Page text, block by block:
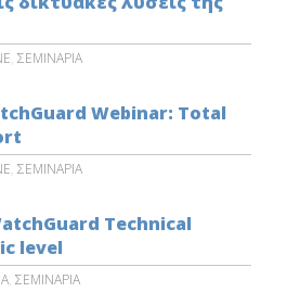
, ΣΕΜΙΝΑΡΙΑ
Webinar: Total
, ΣΕΜΙΝΑΡΙΑ
Technical
level
, ΣΕΜΙΝΑΡΙΑ